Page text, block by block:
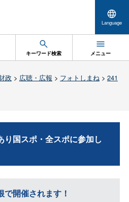
Language
キーワード検索 メニュー
政 > 広聴・広報 > フォトしまね> 241
り国スポ・全スポに参加し
開催されます！